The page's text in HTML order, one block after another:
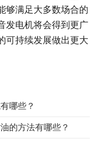
够满足大多数场合的
发电机将会得到更广
可持续发展做出更大
哪些？
的方法有哪些？